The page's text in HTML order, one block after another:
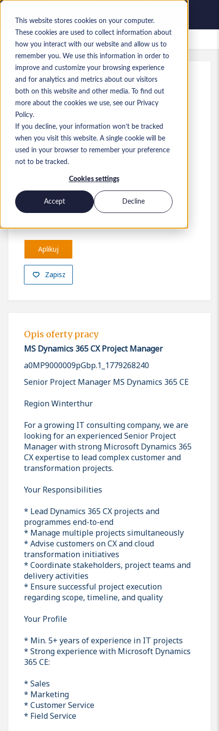
This website stores cookies on your computer.
These cookies are used to collect information about
how you interact with our website and allow us to
remember you. We use this information in order to
improve and customize your browsing experience
and for analytics and metrics about our visitors
both on this website and other media. To find out
more about the cookies we use, see our Privacy
Policy.
If you decline, your information won’t be tracked
when you visit this website. A single cookie will be
used in your browser to remember your preference
not to be tracked.
Cookies settings
Accept Decline
Zapisane oferty pracy
Ref:a0MP9000009pGbp.1_1779268240
MS Dynamics 365 CX Project
Manager
Switzerland
Umiejętności: English, German, MS
Dynamics 365 Customer Engagement,
Dynamics CX, Power Platform
Poziom:Senior
Zapisz
Aplikuj
Opis oferty pracy
MS Dynamics 365 CX Project Manager
a0MP9000009pGbp.1_1779268240
Senior Project Manager MS Dynamics 365 CE
Region Winterthur
For a growing IT consulting company, we are
looking for an experienced Senior Project
Manager with strong Microsoft Dynamics 365
CX expertise to lead complex customer and
transformation projects.
Your Responsibilities
* Lead Dynamics 365 CX projects and
programmes end-to-end
* Manage multiple projects simultaneously
* Advise customers on CX and cloud
transformation initiatives
* Coordinate stakeholders, project teams and
delivery activities
* Ensure successful project execution
regarding scope, timeline, and quality
Your Profile
* Min. 5+ years of experience in IT projects
* Strong experience with Microsoft Dynamics
365 CE:
* Sales
* Marketing
* Customer Service
* Field Service